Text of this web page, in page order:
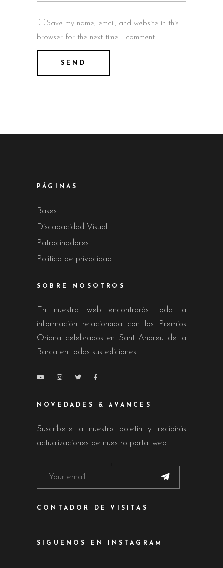
Save my name, email, and website in this
browser for the next time I comment.
PÁGINAS
Bases
Discapacidad Visual
Patrocinadores
Política de privacidad
SOBRE NOSOTROS
En nuestra web encontrarás toda la
información relacionada con los Premios
Oriana celebrados en Sant Andreu de la
Barca en todas sus ediciones.
NOVEDADES & AVANCES
Suscríbete a nuestro boletín y recibirás
actualizaciones de nuestro portal web
CONTADOR DE VISITAS
SIGUENOS EN INSTAGRAM